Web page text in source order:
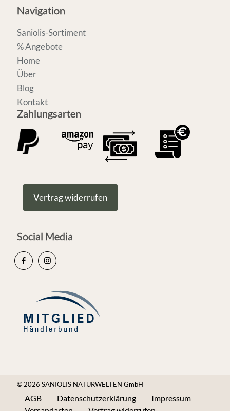
Navigation
Saniolis-Sortiment
% Angebote
Home
Über
Blog
Kontakt
Zahlungsarten
Vertrag widerrufen
Social Media
© 2026 SANIOLIS NATURWELTEN GmbH
AGB Datenschutzerklärung
Impressum